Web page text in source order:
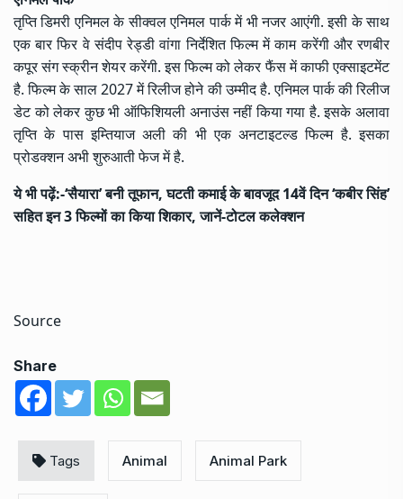
तृप्ति डिमरी एनिमल के सीक्वल एनिमल पार्क में भी नजर आएंगी. इसी के साथ
एक बार फिर वे संदीप रेड्डी वांगा निर्देशित फिल्म में काम करेंगी और रणबीर
कपूर संग स्क्रीन शेयर करेंगी. इस फिल्म को लेकर फैंस में काफी एक्साइटमेंट
है. फिल्म के साल 2027 में रिलीज होने की उम्मीद है. एनिमल पार्क की रिलीज
डेट को लेकर कुछ भी ऑफिशियली अनाउंस नहीं किया गया है. इसके अलावा
तृप्ति के पास इम्तियाज अली की भी एक अनटाइटल्ड फिल्म है. इसका
प्रोडक्शन अभी शुरुआती फेज में है.
ये भी पढ़ें:-‘सैयारा’ बनी तूफान, घटती कमाई के बावजूद 14वें दिन ‘कबीर सिंह’
सहित इन 3 फिल्मों का किया शिकार, जानें-टोटल कलेक्शन
Source
Share
Tags Animal Animal Park